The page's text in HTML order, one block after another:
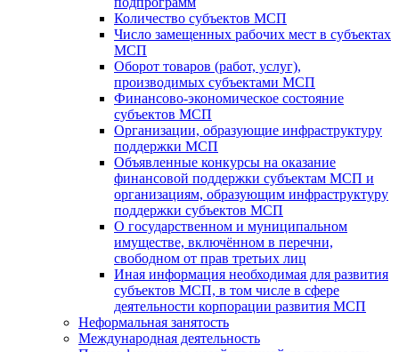
Количество субъектов МСП
Число замещенных рабочих мест в субъектах
МСП
Оборот товаров (работ, услуг),
производимых субъектами МСП
Финансово-экономическое состояние
субъектов МСП
Организации, образующие инфраструктуру
поддержки МСП
Объявленные конкурсы на оказание
финансовой поддержки субъектам МСП и
организациям, образующим инфраструктуру
поддержки субъектов МСП
О государственном и муниципальном
имуществе, включённом в перечни,
свободном от прав третьих лиц
Иная информация необходимая для развития
субъектов МСП, в том числе в сфере
деятельности корпорации развития МСП
Неформальная занятость
Международная деятельность